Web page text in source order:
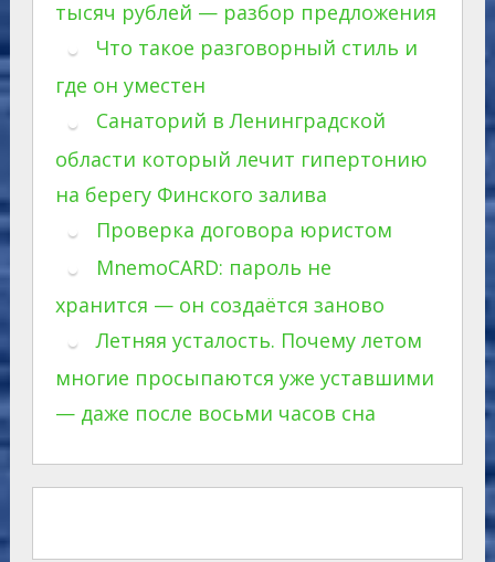
тысяч рублей — разбор предложения
Что такое разговорный стиль и
где он уместен
Санаторий в Ленинградской
области который лечит гипертонию
на берегу Финского залива
Проверка договора юристом
MnemoCARD: пароль не
хранится — он создаётся заново
Летняя усталость. Почему летом
многие просыпаются уже уставшими
— даже после восьми часов сна